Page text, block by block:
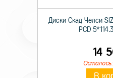
Диски Скад Челси
PCD
14
В